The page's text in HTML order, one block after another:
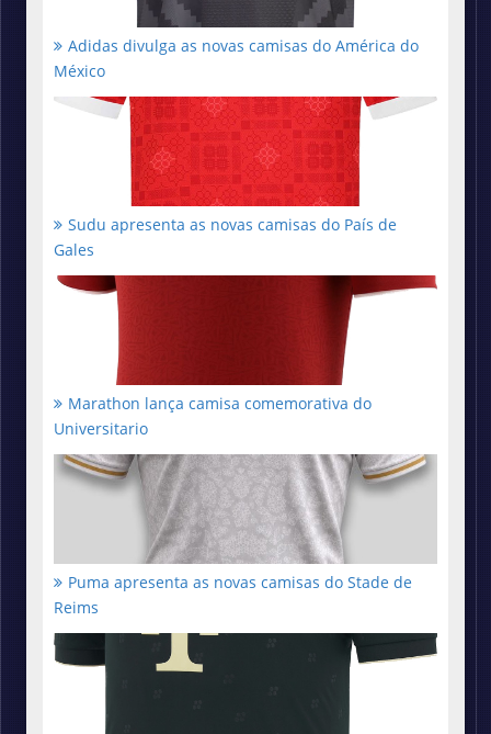
Adidas divulga as novas camisas do América do
México
Sudu apresenta as novas camisas do País de
Gales
Marathon lança camisa comemorativa do
Universitario
Puma apresenta as novas camisas do Stade de
Reims